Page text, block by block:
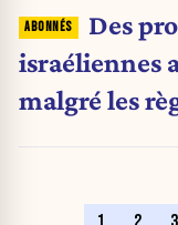
Des
israéliennes
malgré les